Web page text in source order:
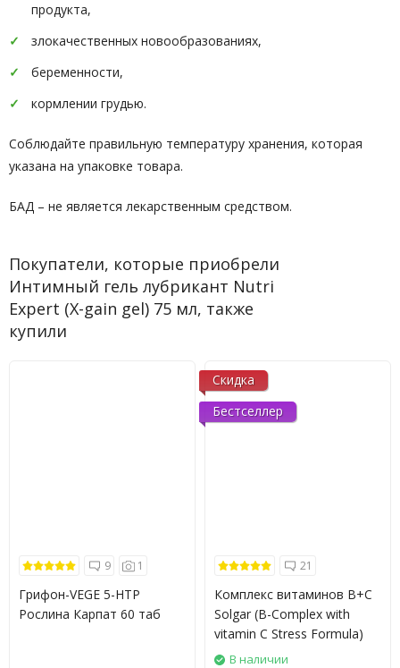
продукта,
злокачественных новообразованиях,
беременности,
кормлении грудью.
Соблюдайте правильную температуру хранения, которая
указана на упаковке товара.
БАД – не является лекарственным средством.
Покупатели, которые приобрели
Интимный гель лубрикант Nutri
Expert (X-gain gel) 75 мл, также
купили
9 1
Грифон-VEGE 5-HTP
Рослина Карпат 60 таб
Скидка
Бестселлер
21
Комплекс витаминов B+C
Solgar (B-Complex with
vitamin C Stress Formula)
В наличии